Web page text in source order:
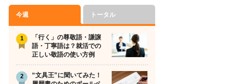
今週 トータル
「行く」の尊敬語・謙譲
語・丁寧語は？就活での
正しい敬語の使い方例
“文具王”に聞いてみた！